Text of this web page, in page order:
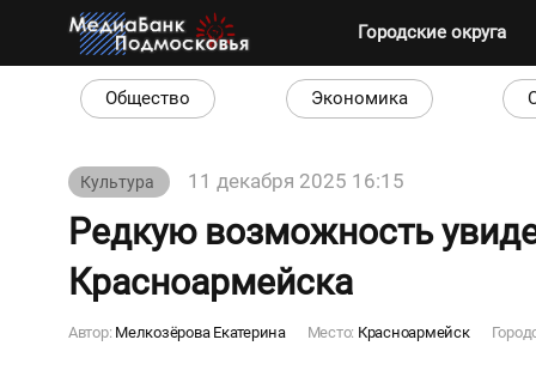
Городские округа
Общество Экономика
Культура 11 декабря 2025 16:15
Редкую возможность
Красноармейска
Автор: Мелкозёрова Екатерина Место: Красноармейск